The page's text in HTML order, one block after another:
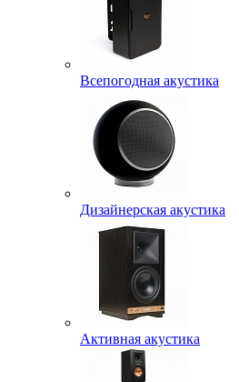
Всепогодная акустика
Дизайнерская акустика
Активная акустика